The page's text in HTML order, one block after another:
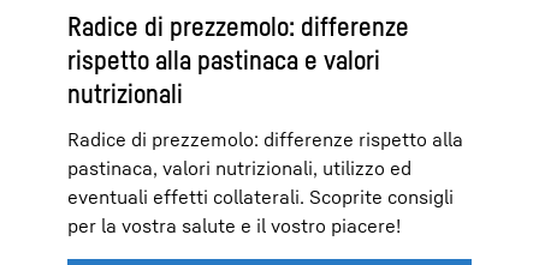
Radice di prezzemolo: differenze
rispetto alla pastinaca e valori
nutrizionali
Radice di prezzemolo: differenze rispetto alla
pastinaca, valori nutrizionali, utilizzo ed
eventuali effetti collaterali. Scoprite consigli
per la vostra salute e il vostro piacere!